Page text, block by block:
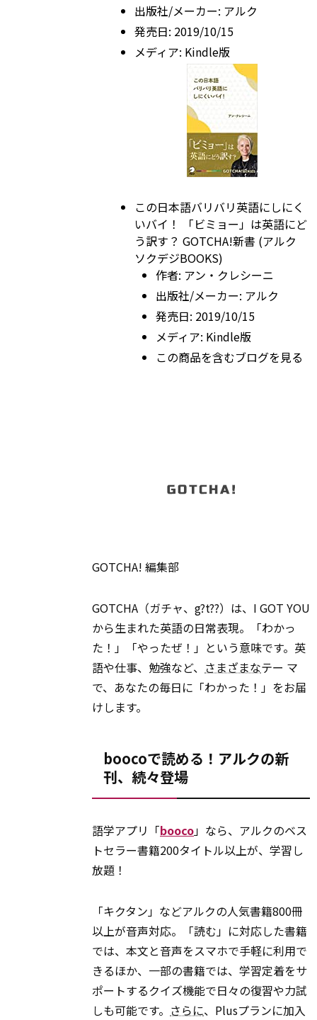
出版社/メーカー: アルク
発売日: 2019/10/15
メディア: Kindle版
この日本語バリバリ英語にしにく
いバイ！ 「ビミョー」は英語にど
う訳す？ GOTCHA!新書 (アルク
ソクデジBOOKS)
作者: アン・クレシーニ
出版社/メーカー: アルク
発売日: 2019/10/15
メディア: Kindle版
この商品を含むブログを見る
GOTCHA! 編集部
GOTCHA（ガチャ、g?t??）は、I GOT YOU
から生まれた英語の日常表現。「わかっ
た！」「やったぜ！」という意味です。英
語や仕事、勉強など、 さまざまなテー マ
で、あなたの毎日に「わかった！」をお届
けします。
boocoで読める！アルクの新
刊、続々登場
語学アプリ「booco」なら、アルクのベス
トセラー書籍200タイトル以上が、学習し
放題！
「キクタン」などアルクの人気書籍800冊
以上が音声対応。「読む」に対応した書籍
では、本文と音声をスマホで手軽に利用で
きるほか、一部の書籍では、学習定着をサ
ポートするクイズ機能で日々の復習や力試
しも可能です。 さらに、Plusプランに加入